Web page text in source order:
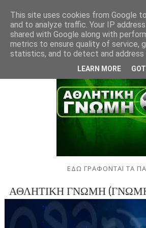
ΕΔΩ ΓΡΑΦΟΝΤΑΙ ΤΑ
ΑΘΛΗΤΙΚΗ ΓΝΩΜΗ
This site uses cookies from Google
and to analyze traffic. Your IP
shared with Google along with
metrics to ensure quality of service,
statistics, and to detect and address
LEARN MORE